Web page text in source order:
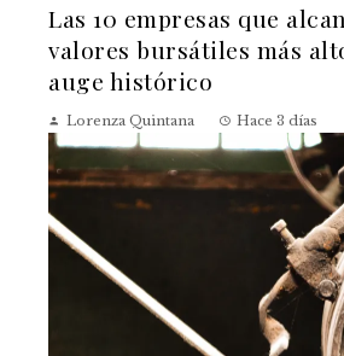
Las 10 empresas que
valores bursátiles más
auge histórico
Lorenza Quintana Hace 3 días